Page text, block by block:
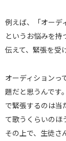
例えば、「オーデ
というお悩みを持
伝えて、緊張を受
オーディションっ
題だと思うんです
で緊張するのは当
て歌うくらいのほ
その上で、生徒さ